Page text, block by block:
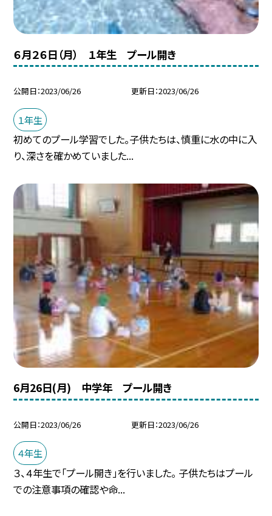
６月２６日（月） １年生 プール開き
公開日 2023/06/26 更新日 2023/06/26
１年生
初めてのプール学習でした。子供たちは、慎重に水の中に入
り、深さを確かめていました...
6月26日(月) 中学年 プール開き
公開日 2023/06/26 更新日 2023/06/26
４年生
３、４年生で「プール開き」を行いました。 子供たちはプール
での注意事項の確認や命...